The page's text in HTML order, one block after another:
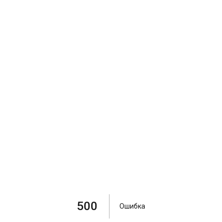
500 Ошибка